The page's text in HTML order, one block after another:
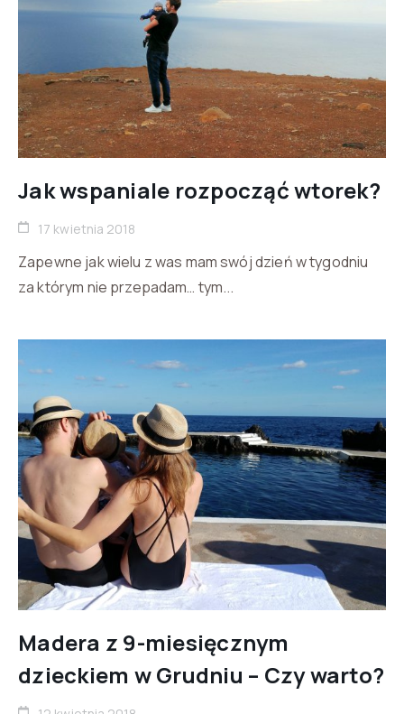
Jak wspaniale rozpocząć wtorek?
17 kwietnia 2018
Zapewne jak wielu z was mam swój dzień w tygodniu
za którym nie przepadam… tym...
Madera z 9-miesięcznym
dzieckiem w Grudniu – Czy warto?